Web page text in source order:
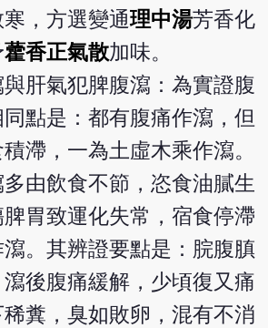
寒，方選變通理中湯芳香化
藿香正氣散加味。
肝氣犯脾腹瀉：為實證腹
點是：都有腹痛作瀉，但
滯，一為土虛木乘作瀉。
由飲食不節，恣食油膩生
胃致運化失常，宿食停滯
。其辨證要點是：脘腹䐜
後腹痛緩解，少頃復又痛
糞，臭如敗卵，混有不消